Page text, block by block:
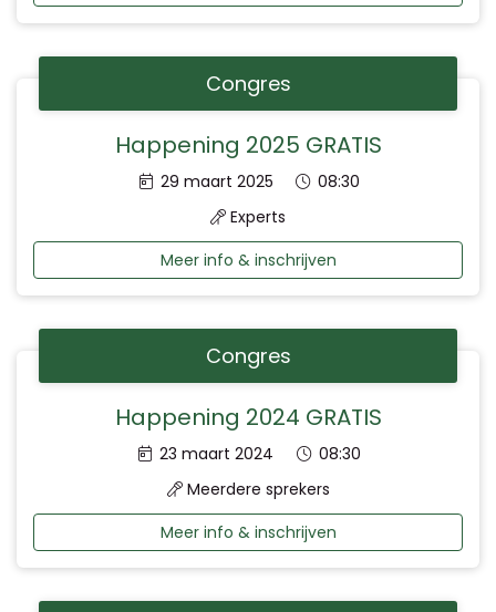
Congres
Happening 2025 GRATIS
Datum:
29 maart 2025 Tijd:
08:30
Experts
Meer info & inschrijven
Congres
Happening 2024 GRATIS
Datum:
23 maart 2024 Tijd:
08:30
Meerdere sprekers
Meer info & inschrijven